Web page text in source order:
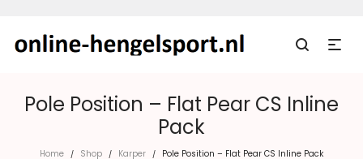
Pole Position – Flat Pear CS Inline
Pack
Home / Shop / Karper / Pole Position – Flat Pear CS Inline Pack